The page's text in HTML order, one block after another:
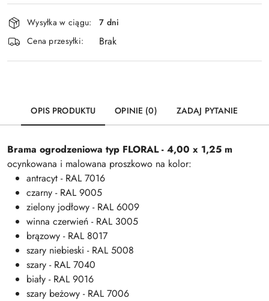
Dostępność
i
dostawa
Wysyłka w ciągu:
7 dni
Cena przesyłki:
Brak
OPIS PRODUKTU OPINIE (0) ZADAJ PYTANIE
Brama ogrodzeniowa typ FLORAL - 4,00 x 1,25 m
ocynkowana i malowana proszkowo na kolor:
antracyt - RAL 7016
czarny - RAL 9005
zielony jodłowy - RAL 6009
winna czerwień - RAL 3005
brązowy - RAL 8017
szary niebieski - RAL 5008
szary - RAL 7040
biały - RAL 9016
szary beżowy - RAL 7006